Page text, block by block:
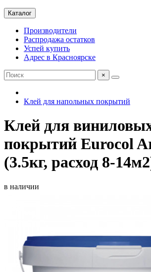
Каталог
Производители
Распродажа остатков
Успей купить
Адрес в Красноярске
×
Клей для напольных покрытий
Клей для
покрытий Eurocol
(3.5кг, расход 8-
в наличии